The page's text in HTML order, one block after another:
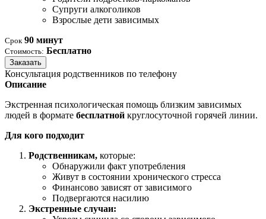
Супруги алкоголиков
Взрослые дети зависимых
Срок 90 минут
Стоимость: Бесплатно
Заказать
Консультация родственников по телефону
Описание
Экстренная психологическая помощь близким зависимых
людей в формате бесплатной круглосуточной горячей линии.
Для кого подходит
Родственникам, которые:
Обнаружили факт употребления
Живут в состоянии хронического стресса
Финансово зависят от зависимого
Подвергаются насилию
Экстренные случаи: